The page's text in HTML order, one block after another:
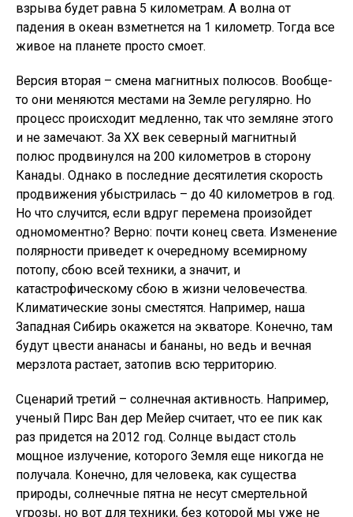
взрыва будет равна 5 километрам. А волна от
падения в океан взметнется на 1 километр. Тогда все
живое на планете просто смоет.
Версия вторая – смена магнитных полюсов. Вообще-
то они меняются местами на Земле регулярно. Но
процесс происходит медленно, так что земляне этого
и не замечают. За ХХ век северный магнитный
полюс продвинулся на 200 километров в сторону
Канады. Однако в последние десятилетия скорость
продвижения убыстрилась – до 40 километров в год.
Но что случится, если вдруг перемена произойдет
одномоментно? Верно: почти конец света. Изменение
полярности приведет к очередному всемирному
потопу, сбою всей техники, а значит, и
катастрофическому сбою в жизни человечества.
Климатические зоны сместятся. Например, наша
Западная Сибирь окажется на экваторе. Конечно, там
будут цвести ананасы и бананы, но ведь и вечная
мерзлота растает, затопив всю территорию.
Сценарий третий – солнечная активность. Например,
ученый Пирс Ван дер Мейер считает, что ее пик как
раз придется на 2012 год. Солнце выдаст столь
мощное излучение, которого Земля еще никогда не
получала. Конечно, для человека, как существа
природы, солнечные пятна не несут смертельной
угрозы, но вот для техники, без которой мы уже не